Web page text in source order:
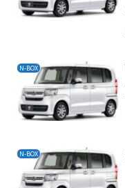
N-BOX
N-BOX